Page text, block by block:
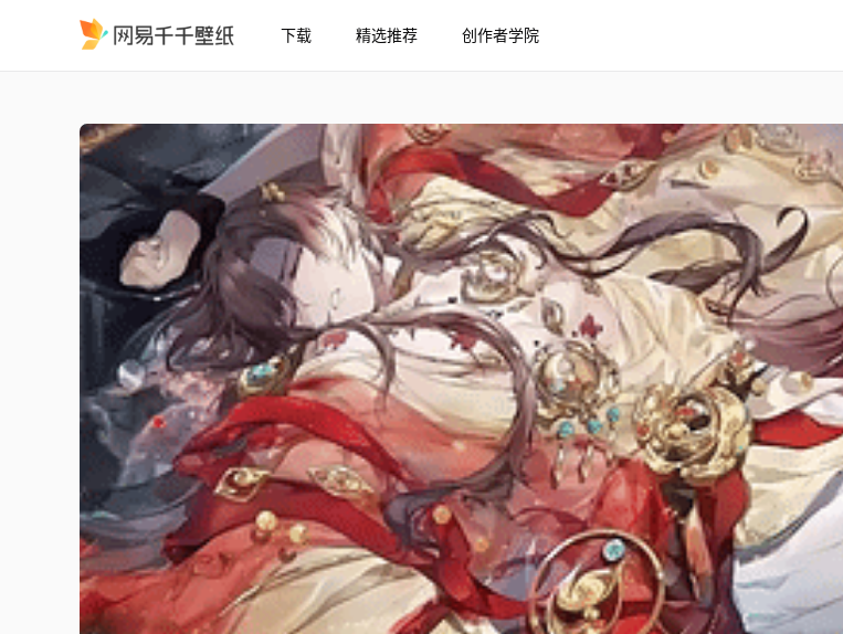
下载 精选推荐 创作者学院